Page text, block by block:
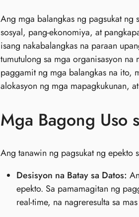
Ang mga balangkas ng pagsukat ng
sosyal, pang-ekonomiya, at
isang nakabalangkas na paraan
tumutulong sa mga organisasyon
paggamit ng mga balangkas na ito,
alokasyon ng mga mapagkukunan,
Mga Bagong Uso
Ang tanawin ng pagsukat ng
Desisyon na Batay sa Datos:
epekto. Sa pamamagitan ng
real-time, na nagreresulta sa